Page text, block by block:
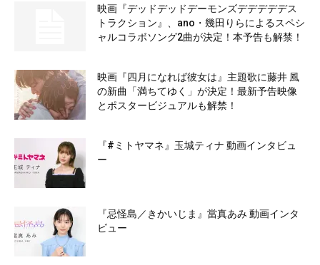
映画『デッドデッドデーモンズデデデデデス
トラクション』、ano・幾田りらによるスペシ
ャルコラボソング2曲が決定！本予告も解禁！
映画『四月になれば彼女は』主題歌に藤井 風
の新曲「満ちてゆく」が決定！最新予告映像
とポスタービジュアルも解禁！
『#ミトヤマネ』玉城ティナ 動画インタビュ
ー
『忌怪島／きかいじま』當真あみ 動画インタ
ビュー